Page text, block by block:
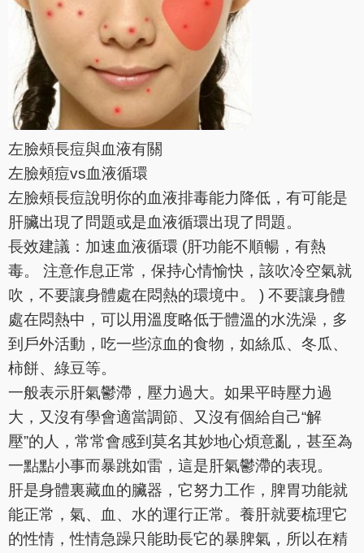
左臉頰長痘與血液有關
左臉頰痘vs血液循環
左臉頰長痘說明你的血液排毒能力降低，有可能是
肝臟出現了問題或是血液循環出現了問題。
長效建議：加速血液循環 (肝功能不順暢，有熱
毒。 注意作息正常，保持心情愉快，該吹冷空氣就
吹，不要讓身體處在悶熱的環境中。 ) 不要讓身體
處在悶熱中，可以用溫度略低于體溫的水洗澡，多
到戶外活動，吃一些涼血的食物，如絲瓜、冬瓜、
柿餅、綠豆等。
一般表示肝氣鬱滯，壓力過大。如果平時壓力過
大，又沒有學會適當調節、又沒有個給自己“解
壓”的人，常常會感到莫名其妙地心煩意亂，甚至為
一點點小事而暴跳如雷，這是肝氣鬱滯的表現。
肝是身體裏藏血的臟器，它努力工作，脾胃功能就
能正常，氣、血、水的運行正常。養肝就要梳理它
的性情，性情急躁只能助長它的暴脾氣，所以在精